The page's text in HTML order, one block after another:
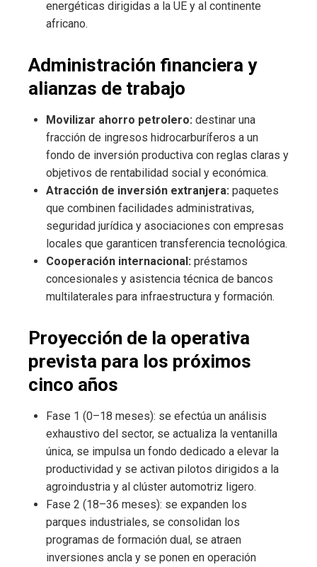
energéticas dirigidas a la UE y al continente
africano.
Administración financiera y
alianzas de trabajo
Movilizar ahorro petrolero: destinar una
fracción de ingresos hidrocarburíferos a un
fondo de inversión productiva con reglas claras y
objetivos de rentabilidad social y económica.
Atracción de inversión extranjera: paquetes
que combinen facilidades administrativas,
seguridad jurídica y asociaciones con empresas
locales que garanticen transferencia tecnológica.
Cooperación internacional: préstamos
concesionales y asistencia técnica de bancos
multilaterales para infraestructura y formación.
Proyección de la operativa
prevista para los próximos
cinco años
Fase 1 (0–18 meses): se efectúa un análisis
exhaustivo del sector, se actualiza la ventanilla
única, se impulsa un fondo dedicado a elevar la
productividad y se activan pilotos dirigidos a la
agroindustria y al clúster automotriz ligero.
Fase 2 (18–36 meses): se expanden los
parques industriales, se consolidan los
programas de formación dual, se atraen
inversiones ancla y se ponen en operación